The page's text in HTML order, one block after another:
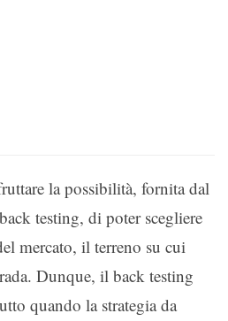
la possibilità, fornita dal
testing, di poter scegliere
mercato, il terreno su cui
Dunque, il back testing
quando la strategia da